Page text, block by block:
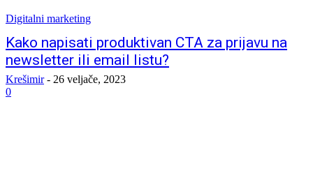
Digitalni marketing
Kako napisati produktivan CTA za prijavu na
newsletter ili email listu?
Krešimir - 26 veljače, 2023
0